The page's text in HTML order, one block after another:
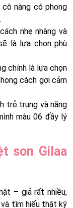
nàng có phong
nhẹ nhàng và
là lựa chọn phù
chính là lựa chọn
cách gợi cảm
trẻ trung và năng
màu 06 đầy lý
son Gilaa
– giả rất nhiều,
tìm hiểu thật kỹ